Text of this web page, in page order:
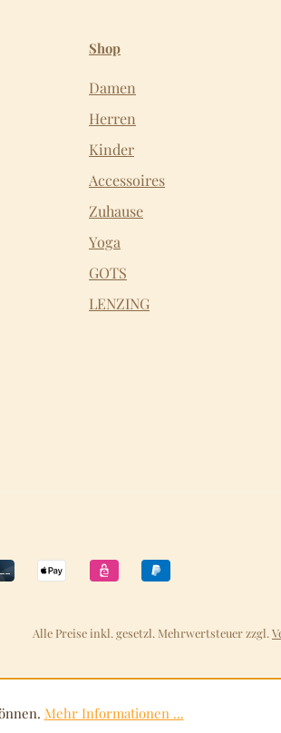
Shop
Damen
Herren
Kinder
Accessoires
Zuhause
Yoga
GOTS
LENZING
Alle Preise inkl. gesetzl. Mehrwertsteuer zzgl.
Mehr Informationen ...